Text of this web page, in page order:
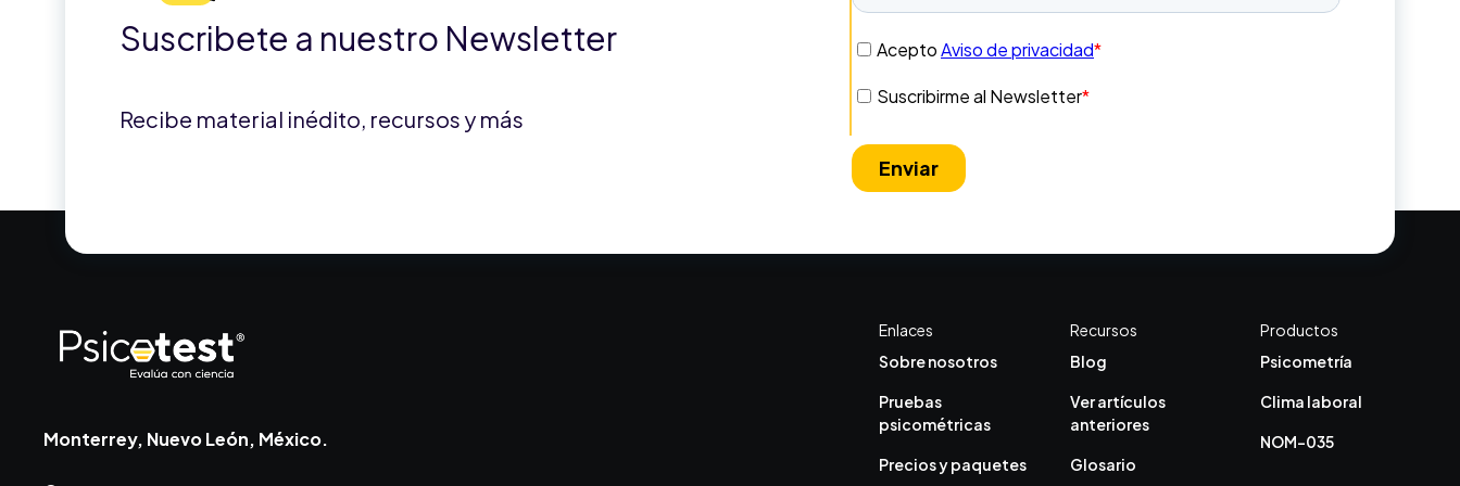
Suscribete a nuestro Newsletter
Recibe material inédito, recursos y más
Monterrey, Nuevo León, México.
Enlaces
Sobre nosotros
Pruebas
psicométricas
Precios y paquetes
Recursos
Blog
Ver artículos
anteriores
Glosario
Productos
Psicometría
Clima laboral
NOM-035